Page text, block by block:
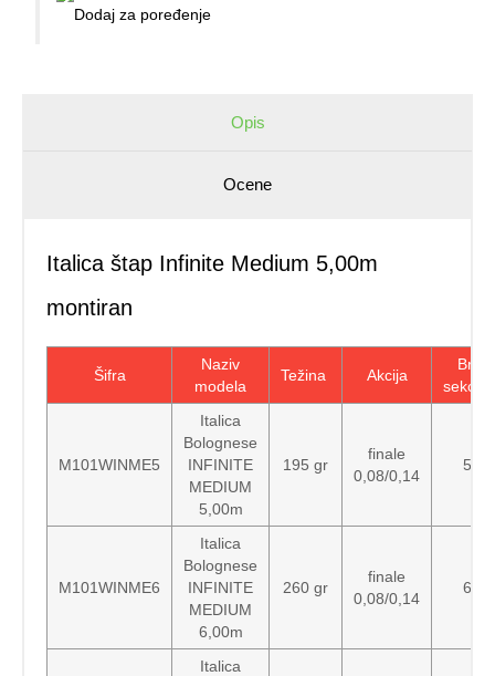
Opis
Ocene
Italica štap Infinite Medium 5,00m
montiran
Šifra
Naziv
modela
Težina Akcija
Br.
sekcija
M101WINME5
Italica
Bolognese
INFINITE
MEDIUM
5,00m
195 gr
finale
0,08/0,14
5
M101WINME6
Italica
Bolognese
INFINITE
MEDIUM
6,00m
260 gr
finale
0,08/0,14
6
Italica